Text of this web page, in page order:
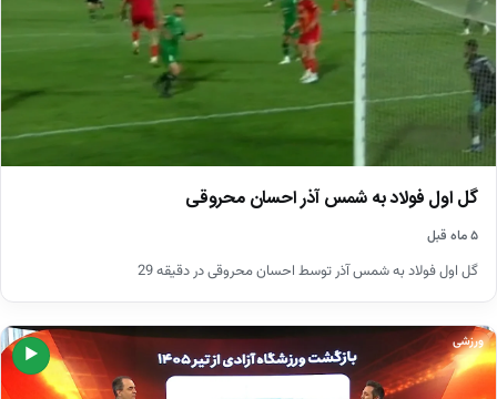
گل اول فولاد به شمس آذر احسان محروقی
۵ ماه قبل
گل اول فولاد به شمس آذر توسط احسان محروقی در دقیقه 29
▶
ورزشی